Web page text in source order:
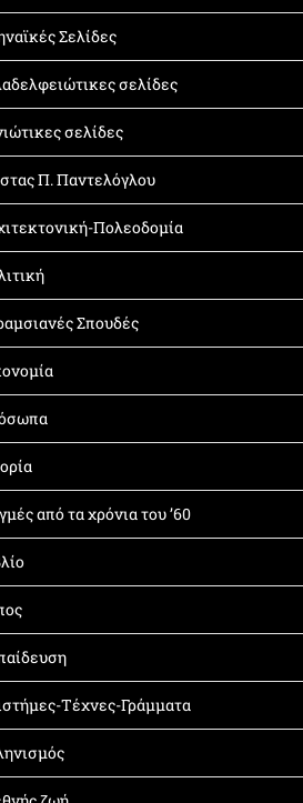
Σελίδες
σελίδες
σελίδες
Π. Παντελόγλου
Πολεοδομία
Σπουδές
από τα χρόνια του ’60
Τέχνες-Γράμματα